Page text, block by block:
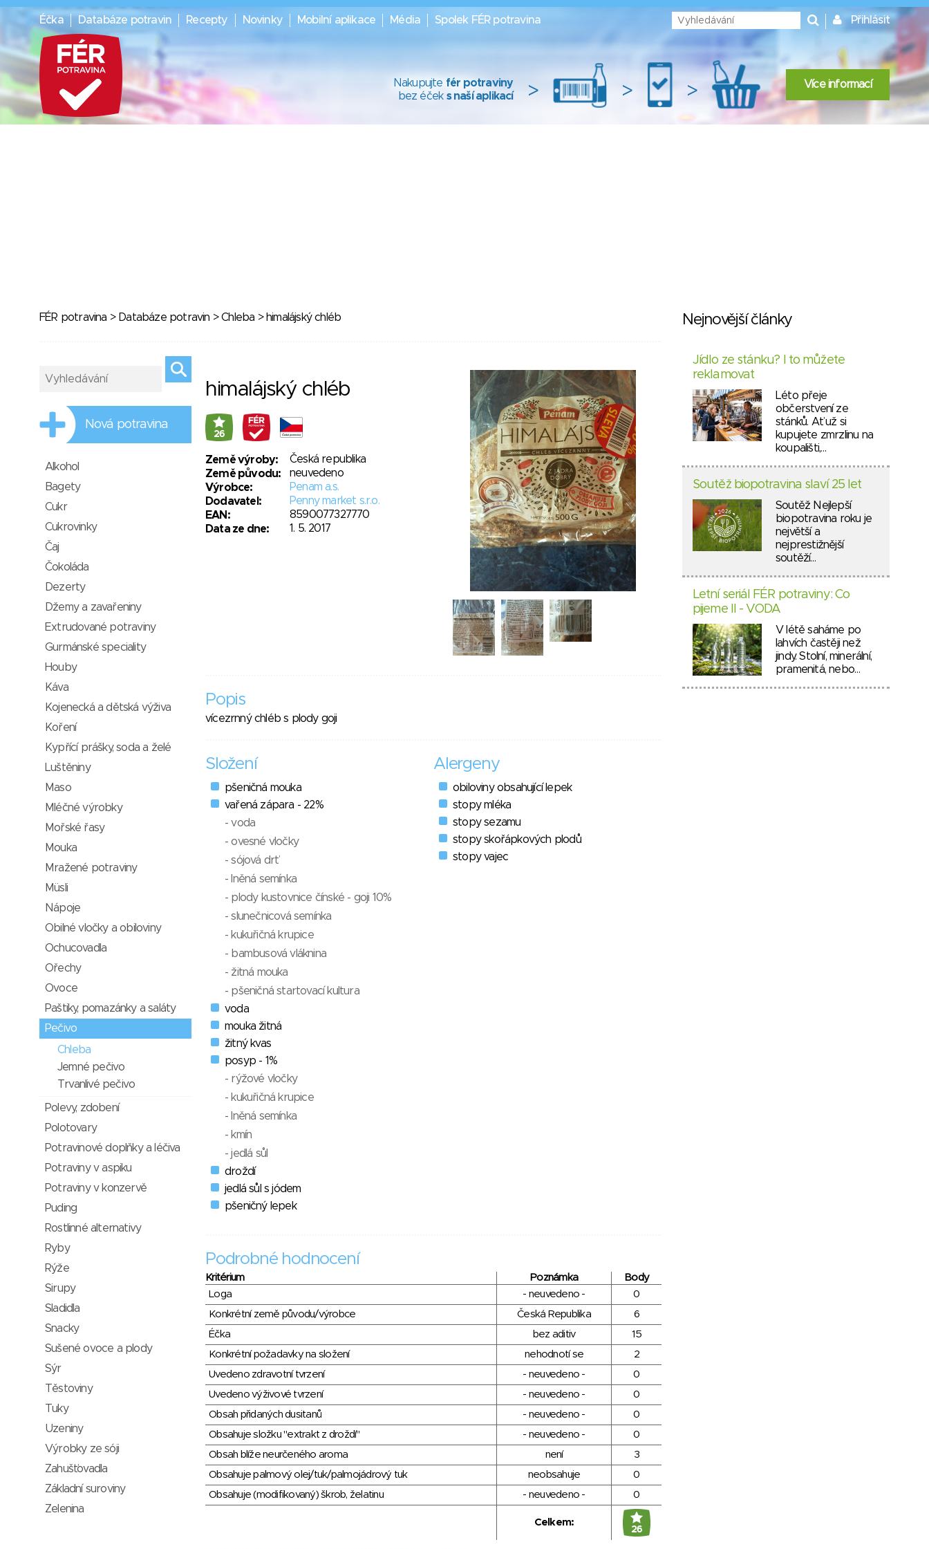
Éčka Databáze potravin Recepty Novinky Mobilní aplikace Média Spolek FÉR potravina Přihlásit
Nakupujte fér potraviny
bez éček s naší aplikací > > > Více informací
FÉR potravina > Databáze potravin >Chleba > himalájský chléb
himalájský chléb
26
Země výroby:
Česká republika
Země původu:
neuvedeno
Výrobce:
Penam a.s.
Dodavatel:
Penny market s.r.o.
EAN:
8590077327770
Data ze dne:
1. 5. 2017
Popis
vícezrnný chléb s plody goji
Složení
pšeničná mouka
vařená zápara - 22%
- voda
- ovesné vločky
- sójová drť
- lněná semínka
- plody kustovnice čínské - goji 10%
- slunečnicová semínka
- kukuřičná krupice
- bambusová vláknina
- žitná mouka
- pšeničná startovací kultura
voda
mouka žitná
žitný kvas
posyp - 1%
- rýžové vločky
- kukuřičná krupice
- lněná semínka
- kmín
- jedlá sůl
droždí
jedlá sůl s jódem
pšeničný lepek
Alergeny
obiloviny obsahující lepek
stopy mléka
stopy sezamu
stopy skořápkových plodů
stopy vajec
Podrobné hodnocení
Kritérium Poznámka
Body
Loga
- neuvedeno -
0
Konkrétní země původu/výrobce
Česká Republika
6
Éčka
bez aditiv
15
Konkrétní požadavky na složení
nehodnotí se
2
Uvedeno zdravotní tvrzení
- neuvedeno -
0
Uvedeno výživové tvrzení
- neuvedeno -
0
Obsah přidaných dusitanů
- neuvedeno -
0
Obsahuje složku "extrakt z droždí"
- neuvedeno -
0
Obsah blíže neurčeného aroma
není
3
Obsahuje palmový olej/tuk/palmojádrový tuk
neobsahuje
0
Obsahuje (modifikovaný) škrob, želatinu
- neuvedeno - 0
Celkem:
26
Nová potravina
Alkohol
Bagety
Cukr
Cukrovinky
Čaj
Čokoláda
Dezerty
Džemy a zavařeniny
Extrudované potraviny
Gurmánské speciality
Houby
Káva
Kojenecká a dětská výživa
Koření
Kypřící prášky, soda a želé
Luštěniny
Maso
Mléčné výrobky
Mořské řasy
Mouka
Mražené potraviny
Müsli
Nápoje
Obilné vločky a obiloviny
Ochucovadla
Ořechy
Ovoce
Paštiky, pomazánky a saláty
Pečivo
Chleba
Jemné pečivo
Trvanlivé pečivo
Polevy, zdobení
Polotovary
Potravinové doplňky a léčiva
Potraviny v aspiku
Potraviny v konzervě
Puding
Rostlinné alternativy
Ryby
Rýže
Sirupy
Sladidla
Snacky
Sušené ovoce a plody
Sýr
Těstoviny
Tuky
Uzeniny
Výrobky ze sóji
Zahušťovadla
Základní suroviny
Zelenina
Nejnovější články
Jídlo ze stánku? I to můžete
reklamovat
Léto přeje
občerstvení ze
stánků. Ať už si
kupujete zmrzlinu na
koupališti,…
Soutěž biopotravina slaví 25 let
Soutěž Nejlepší
biopotravina roku je
největší a
nejprestižnější
soutěží…
Letní seriál FÉR potraviny: Co
pijeme II - VODA
V létě saháme po
lahvích častěji než
jindy. Stolní, minerální,
pramenitá, nebo…